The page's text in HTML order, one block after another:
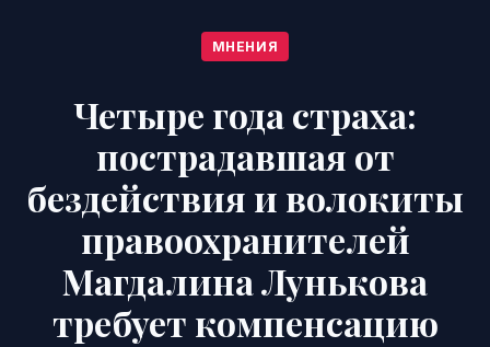
МНЕНИЯ
Четыре года страха:
пострадавшая от
бездействия и волокиты
правоохранителей
Магдалина Лунькова
требует компенсацию